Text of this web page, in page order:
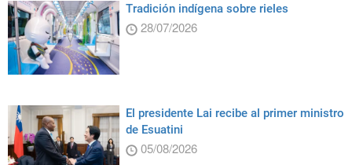
Tradición indígena sobre rieles
28/07/2026
El presidente Lai recibe al primer ministro
de Esuatini
05/08/2026